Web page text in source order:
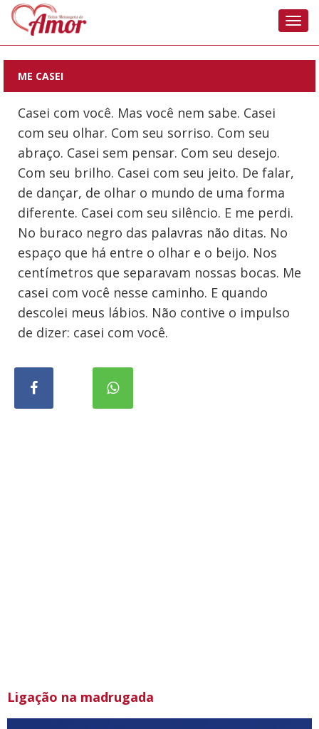
ME CASEI
Casei com você. Mas você nem sabe. Casei
com seu olhar. Com seu sorriso. Com seu
abraço. Casei sem pensar. Com seu desejo.
Com seu brilho. Casei com seu jeito. De falar,
de dançar, de olhar o mundo de uma forma
diferente. Casei com seu silêncio. E me perdi.
No buraco negro das palavras não ditas. No
espaço que há entre o olhar e o beijo. Nos
centímetros que separavam nossas bocas. Me
casei com você nesse caminho. E quando
descolei meus lábios. Não contive o impulso
de dizer: casei com você.
Ligação na madrugada